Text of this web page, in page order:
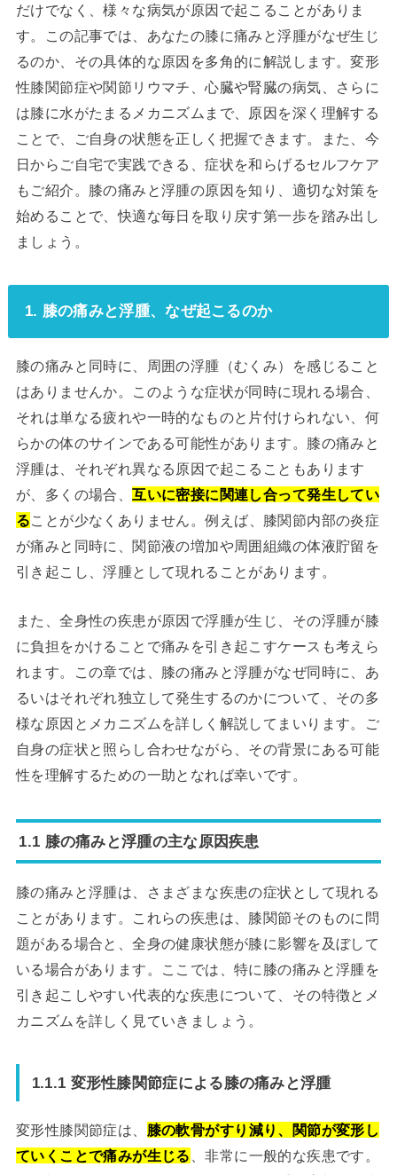
だけでなく、様々な病気が原因で起こることがありま
す。この記事では、あなたの膝に痛みと浮腫がなぜ生じ
るのか、その具体的な原因を多角的に解説します。変形
性膝関節症や関節リウマチ、心臓や腎臓の病気、さらに
は膝に水がたまるメカニズムまで、原因を深く理解する
ことで、ご自身の状態を正しく把握できます。また、今
日からご自宅で実践できる、症状を和らげるセルフケア
もご紹介。膝の痛みと浮腫の原因を知り、適切な対策を
始めることで、快適な毎日を取り戻す第一歩を踏み出し
ましょう。
1. 膝の痛みと浮腫、なぜ起こるのか
膝の痛みと同時に、周囲の浮腫（むくみ）を感じること
はありませんか。このような症状が同時に現れる場合、
それは単なる疲れや一時的なものと片付けられない、何
らかの体のサインである可能性があります。膝の痛みと
浮腫は、それぞれ異なる原因で起こることもあります
が、多くの場合、互いに密接に関連し合って発生してい
ることが少なくありません。例えば、膝関節内部の炎症
が痛みと同時に、関節液の増加や周囲組織の体液貯留を
引き起こし、浮腫として現れることがあります。
また、全身性の疾患が原因で浮腫が生じ、その浮腫が膝
に負担をかけることで痛みを引き起こすケースも考えら
れます。この章では、膝の痛みと浮腫がなぜ同時に、あ
るいはそれぞれ独立して発生するのかについて、その多
様な原因とメカニズムを詳しく解説してまいります。ご
自身の症状と照らし合わせながら、その背景にある可能
性を理解するための一助となれば幸いです。
1.1 膝の痛みと浮腫の主な原因疾患
膝の痛みと浮腫は、さまざまな疾患の症状として現れる
ことがあります。これらの疾患は、膝関節そのものに問
題がある場合と、全身の健康状態が膝に影響を及ぼして
いる場合があります。ここでは、特に膝の痛みと浮腫を
引き起こしやすい代表的な疾患について、その特徴とメ
カニズムを詳しく見ていきましょう。
1.1.1 変形性膝関節症による膝の痛みと浮腫
変形性膝関節症は、 膝の軟骨がすり減り、関節が変形し
ていくことで痛みが生じる
、非常に一般的な疾患です。